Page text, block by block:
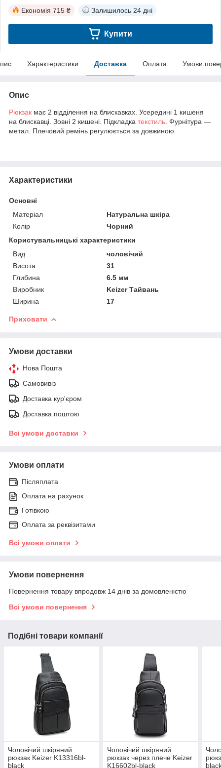
Економія 715 ₴ Залишилось 24 дні
Купити
Характеристики Доставка Оплата Умови
Опис
Рюкзак має 2 відділення на блискавках. Усередині 1 кишеня
на блискавці. Зовні 2 кишені. Підкладка текстиль . Фурнітура —
метал. Плечовий ремінь регулюється за довжиною.
Характеристики
Основні
Матеріал
Натуральна шкіра
Колір
Чорний
Користувальницькі характеристики
Вид
чоловічий
Висота
31
Глибина
6.5 мм
Виробник
Keizer Тайвань
Ширина
17
Приховати
Умови доставки
Нова Пошта
Самовивіз
Доставка кур'єром
Доставка поштою
Всі умови доставки
Умови оплати
Післяплата
Оплата на рахунок
Готівкою
Оплата за реквізитами
Всі умови оплати
Умови повернення
Повернення товару впродовж 14 днів за домовленістю
Всі умови повернення
Подібні товари компанії
Чоловічий шкіряний
рюкзак Keizer K13316bl-
black
Чоловічий шкіряний
рюкзак через плече Keizer
K16602bl-black